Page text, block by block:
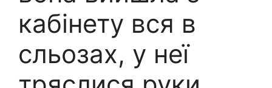
кабінету вся в
сльозах, у неї